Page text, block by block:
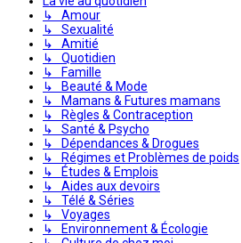
↳ Amour
↳ Sexualité
↳ Amitié
↳ Quotidien
↳ Famille
↳ Beauté & Mode
↳ Mamans & Futures mamans
↳ Règles & Contraception
↳ Santé & Psycho
↳ Dépendances & Drogues
↳ Régimes et Problèmes de poids
↳ Études & Emplois
↳ Aides aux devoirs
↳ Télé & Séries
↳ Voyages
↳ Environnement & Écologie